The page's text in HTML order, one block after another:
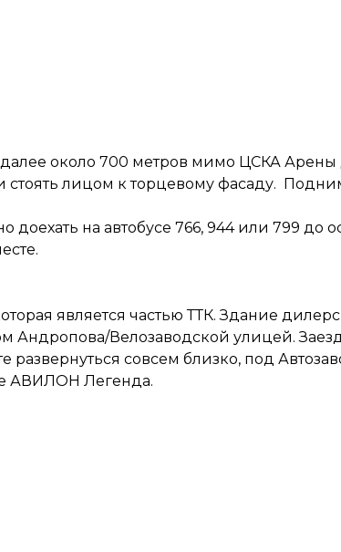
около 700 метров мимо ЦСКА
лицом к торцевому фасаду.
на автобусе 766, 944 или 799
является частью ТТК. Здание
Велозаводской улицей.
совсем близко, под
АВИЛОН Легенда.